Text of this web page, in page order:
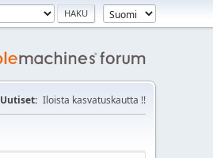
Uutiset: Iloista kasvatuskautta !!